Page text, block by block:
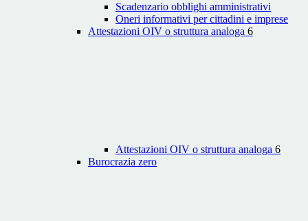
Scadenzario obblighi amministrativi
Oneri informativi per cittadini e imprese
Attestazioni OIV o struttura analoga 6
Attestazioni OIV o struttura analoga 6
Burocrazia zero